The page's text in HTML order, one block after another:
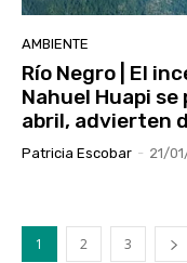
AMBIENTE
Río Negro | El
Nahuel Huapi
abril, advierten
Patricia Escobar - 21/
1 2 3